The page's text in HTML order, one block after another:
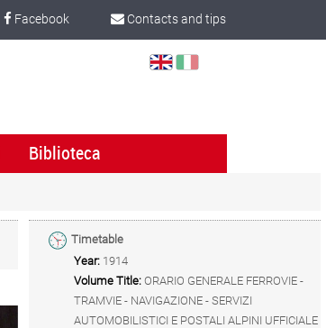
Contacts and tips
Facebook
Select
Biblioteca
Timetable
Year: 1914
Volume Title: ORARIO GENERALE FERROVIE -
TRAMVIE - NAVIGAZIONE - SERVIZI
AUTOMOBILISTICI E POSTALI ALPINI UFFICIALE